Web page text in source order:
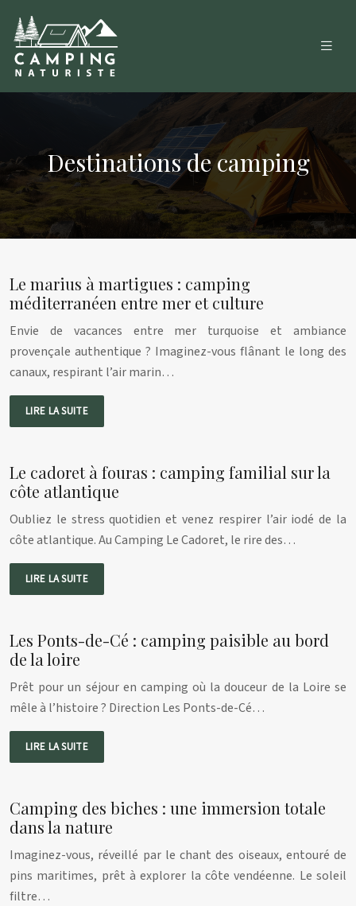
Destinations de camping
Le marius à martigues : camping
méditerranéen entre mer et culture
Envie de vacances entre mer turquoise et ambiance
provençale authentique ? Imaginez-vous flânant le long des
canaux, respirant l’air marin…
LIRE LA SUITE
Le cadoret à fouras : camping familial sur la
côte atlantique
Oubliez le stress quotidien et venez respirer l’air iodé de la
côte atlantique. Au Camping Le Cadoret, le rire des…
LIRE LA SUITE
Les Ponts-de-Cé : camping paisible au bord
de la loire
Prêt pour un séjour en camping où la douceur de la Loire se
mêle à l’histoire ? Direction Les Ponts-de-Cé…
LIRE LA SUITE
Camping des biches : une immersion totale
dans la nature
Imaginez-vous, réveillé par le chant des oiseaux, entouré de
pins maritimes, prêt à explorer la côte vendéenne. Le soleil
filtre…